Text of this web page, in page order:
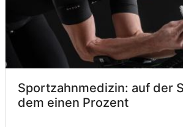
Sportzahnmedizin: auf der
dem einen Prozent